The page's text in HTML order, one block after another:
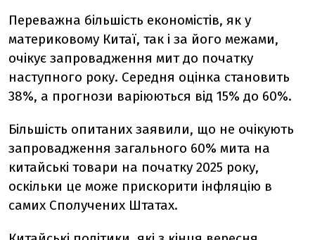
Переважна більшість економістів, як у
материковому Китаї, так і за його межами,
очікує запровадження мит до початку
наступного року. Середня оцінка становить
38%, а прогнози варіюються від 15% до 60%.
Більшість опитаних заявили, що не очікують
запровадження загального 60% мита на
китайські товари на початку 2025 року,
оскільки це може прискорити інфляцію в
самих Сполучених Штатах.